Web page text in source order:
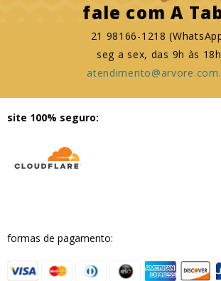
fale com A
21 98166-1218
seg a sex, das 9h às 18h
site 100% seguro:
formas de pagamento: